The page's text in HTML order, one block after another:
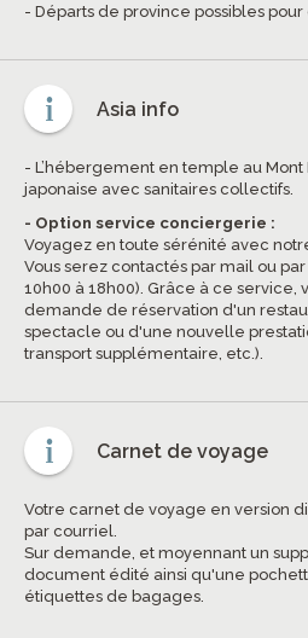
- Départs de province possibles
Asia info
- L’hébergement en temple au
japonaise avec sanitaires collectifs.
- Option service conciergerie :
Voyagez en toute sérénité avec
Vous serez contactés par mail ou
10h00 à 18h00). Grâce à ce service,
demande de réservation d'un
spectacle ou d'une nouvelle
transport supplémentaire, etc.).
Carnet de voyage
Votre carnet de voyage en version
par courriel.
Sur demande, et moyennant un
document édité ainsi qu'une
étiquettes de bagages.